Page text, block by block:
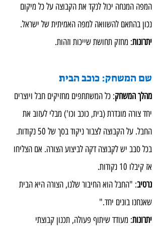
המפה המנחה יכול לנקד את הקבוצה על כל מיקום
נכון בהתאם להשוואה למפה האמיתית של ישראל.
יתרונות: מחזק תחושת שייכות וזהות.
שם המשחק: כוכב הבית
מהלך המשחק: כל המשתתפים מחזיקים חבל ויוצרים
יחד צורה מוגדרת (בית, כוכב וכו') מבלי לעזוב את
החבל. על הקבוצה לצבור ניקוד בסך של 50 נקודות.
בכל סבב יש לקבוצה דקה לביצוע הצורה. אם הצליחו
אז קיבלו 10 נקודות.
נרטיב: "החבל הוא החיבור שלנו, הצורה היא הבית
שאנחנו בונים יחד."
יתרונות: מעודד שיתוף פעולה, תכנון קבוצתי